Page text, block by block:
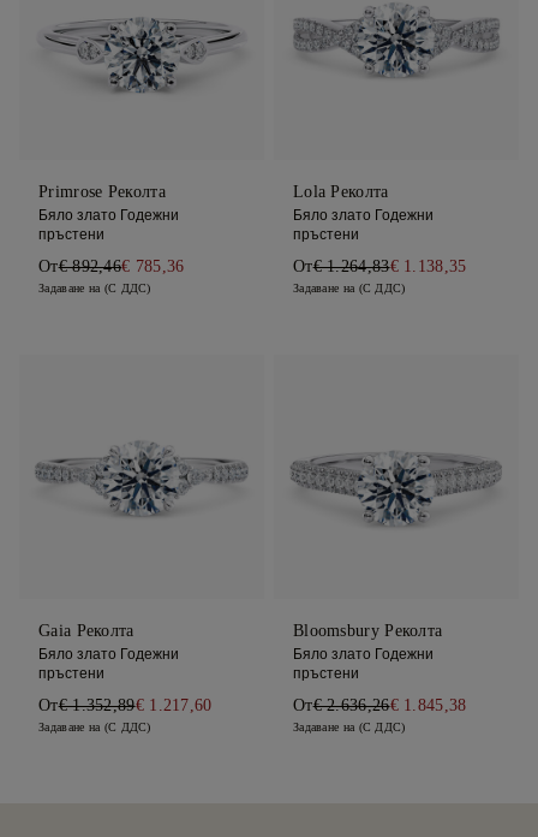
Primrose Реколта
Бяло злато Годежни
пръстени
От€ 892,46€ 785,36
Задаване на (С ДДС)
Lola Реколта
Бяло злато Годежни
пръстени
От€ 1.264,83€ 1.138,35
Задаване на (С ДДС)
Gaia Реколта
Бяло злато Годежни
пръстени
От€ 1.352,89€ 1.217,60
Задаване на (С ДДС)
Bloomsbury Реколта
Бяло злато Годежни
пръстени
От€ 2.636,26€ 1.845,38
Задаване на (С ДДС)